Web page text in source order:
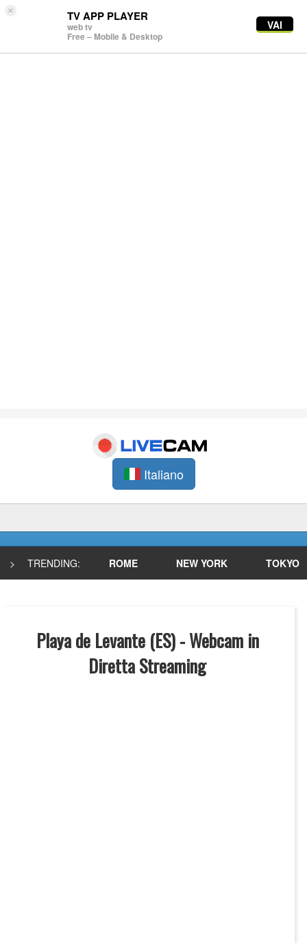
× TV APP PLAYER
web tv
Free – Mobile & Desktop
VAI
Italiano
> TRENDING: ROME NEW YORK TOKYO
Playa de Levante (ES) - Webcam in
Diretta Streaming